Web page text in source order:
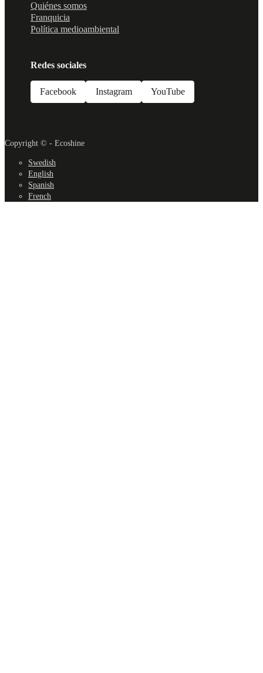
Quiénes somos
Franquicia
Política medioambiental
Redes sociales
Facebook Instagram YouTube
Copyright © - Ecoshine
Swedish
English
Spanish
French